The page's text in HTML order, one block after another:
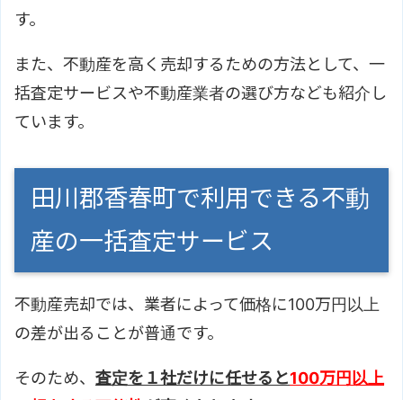
す。
また、不動産を高く売却するための方法として、一
括査定サービスや不動産業者の選び方なども紹介し
ています。
田川郡香春町で利用できる不動
産の一括査定サービス
不動産売却では、業者によって価格に100万円以上
の差が出ることが普通です。
そのため、 査定を１社だけに任せると100万円以上